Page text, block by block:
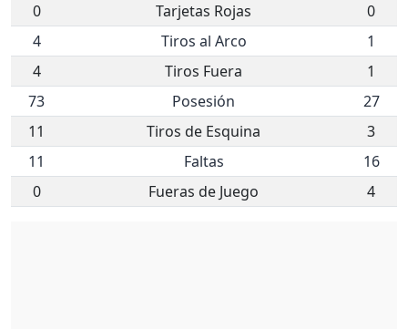
0
Tarjetas Rojas
0
4
Tiros al Arco
1
4
Tiros Fuera
1
73
Posesión
27
11
Tiros de Esquina
3
11
Faltas
16
0
Fueras de Juego 4